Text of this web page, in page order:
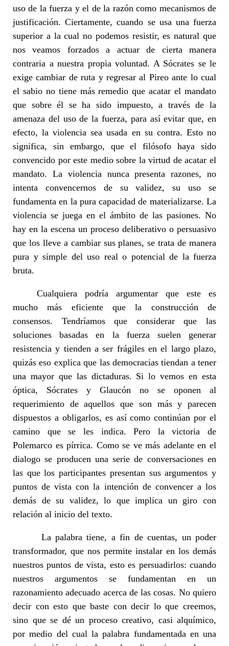
uso de la fuerza y el de la razón como mecanismos de
justificación. Ciertamente, cuando se usa una fuerza
superior a la cual no podemos resistir, es natural que
nos veamos forzados a actuar de cierta manera
contraria a nuestra propia voluntad. A Sócrates se le
exige cambiar de ruta y regresar al Pireo ante lo cual
el sabio no tiene más remedio que acatar el mandato
que sobre él se ha sido impuesto, a través de la
amenaza del uso de la fuerza, para así evitar que, en
efecto, la violencia sea usada en su contra. Esto no
significa, sin embargo, que el filósofo haya sido
convencido por este medio sobre la virtud de acatar el
mandato. La violencia nunca presenta razones, no
intenta convencernos de su validez, su uso se
fundamenta en la pura capacidad de materializarse. La
violencia se juega en el ámbito de las pasiones. No
hay en la escena un proceso deliberativo o persuasivo
que los lleve a cambiar sus planes, se trata de manera
pura y simple del uso real o potencial de la fuerza
bruta.
Cualquiera podría argumentar que este es
mucho más eficiente que la construcción de
consensos. Tendríamos que considerar que las
soluciones basadas en la fuerza suelen generar
resistencia y tienden a ser frágiles en el largo plazo,
quizás eso explica que las democracias tiendan a tener
una mayor que las dictaduras. Si lo vemos en esta
óptica, Sócrates y Glaucón no se oponen al
requerimiento de aquellos que son más y parecen
dispuestos a obligarlos, es así como continúan por el
camino que se les indica. Pero la victoria de
Polemarco es pírrica. Como se ve más adelante en el
dialogo se producen una serie de conversaciones en
las que los participantes presentan sus argumentos y
puntos de vista con la intención de convencer a los
demás de su validez, lo que implica un giro con
relación al inicio del texto.
La palabra tiene, a fin de cuentas, un poder
transformador, que nos permite instalar en los demás
nuestros puntos de vista, esto es persuadirlos: cuando
nuestros argumentos se fundamentan en un
razonamiento adecuado acerca de las cosas. No quiero
decir con esto que baste con decir lo que creemos,
sino que se dé un proceso creativo, casi alquímico,
por medio del cual la palabra fundamentada en una